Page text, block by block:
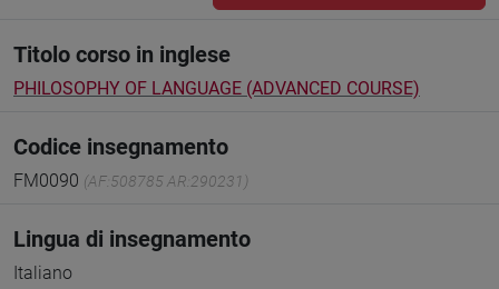
Titolo corso in inglese
PHILOSOPHY OF LANGUAGE (ADVANCED COURSE)
Codice insegnamento
FM0090 (AF:508785 AR:290231)
Lingua di insegnamento
Italiano